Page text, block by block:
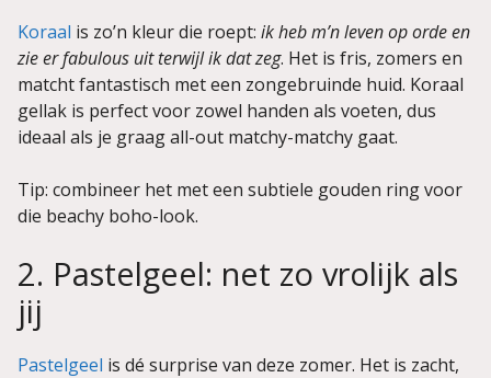
Koraal is zo’n kleur die roept: ik heb m’n leven op orde en
zie er fabulous uit terwijl ik dat zeg. Het is fris, zomers en
matcht fantastisch met een zongebruinde huid. Koraal
gellak is perfect voor zowel handen als voeten, dus
ideaal als je graag all-out matchy-matchy gaat.
Tip: combineer het met een subtiele gouden ring voor
die beachy boho-look.
2. Pastelgeel: net zo vrolijk als
jij
Pastelgeel is dé surprise van deze zomer. Het is zacht,